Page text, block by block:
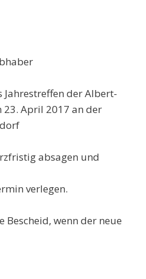
der Albert-
23. April 2017 an der
absagen und
verlegen.
Bescheid, wenn der neue